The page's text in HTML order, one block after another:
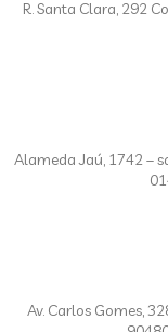
R. Santa Clara, 292
Alameda Jaú, 1742 –
Av. Carlos Gomes,